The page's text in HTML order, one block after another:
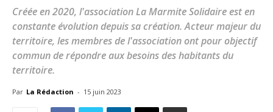
Créée en 2020, l'association La Marmite Solidaire est en
constante évolution depuis sa création. Acteur majeur du
territoire, les membres de l'association ont pour objectif
commun de répondre aux besoins des habitants du
territoire.
Par La Rédaction - 15 juin 2023